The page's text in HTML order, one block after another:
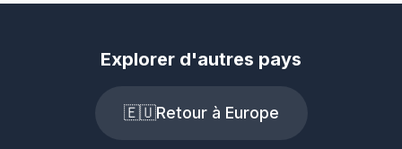
Explorer d'autres pays
🇪🇺Retour à Europe